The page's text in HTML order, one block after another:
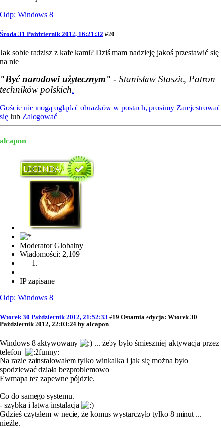
Odp: Windows 8
Środa 31 Październik 2012, 16:21:32 #20
Jak sobie radzisz z kafelkami? Dziś mam nadzieję jakoś przestawić się
na nie
"Być narodowi użytecznym" - Stanisław Staszic, Patron
techników polskich.
Goście nie mogą oglądać obrazków w postach, prosimy Zarejestrować
się lub Zalogować
alcapon
Moderator Globalny
Wiadomości: 2,109
IP zapisane
Odp: Windows 8
Wtorek 30 Październik 2012, 21:52:33 #19 Ostatnia edycja: Wtorek 30
Październik 2012, 22:03:24 by alcapon
Windows 8 aktywowany
... żeby było śmieszniej aktywacja przez
telefon
Na razie zainstalowałem tylko winkalka i jak się można było
spodziewać działa bezproblemowo.
Ewmapa też zapewne pójdzie.
Co do samego systemu.
- szybka i łatwa instalacja
Gdzieś czytałem w necie, że komuś wystarczyło tylko 8 minut ...
nieźle.